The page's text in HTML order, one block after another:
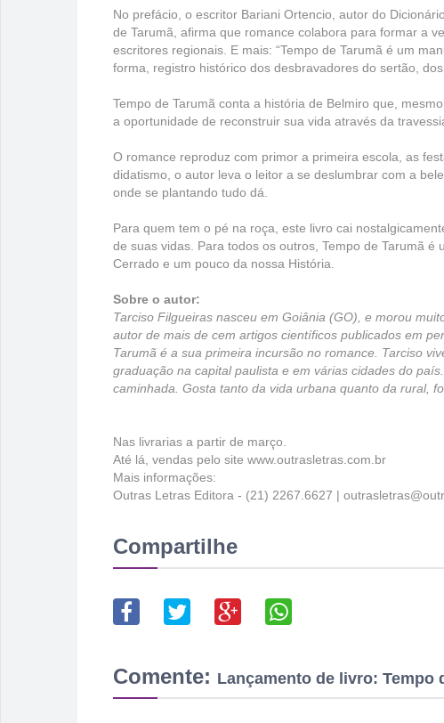
No prefácio, o escritor Bariani Ortencio, autor do
de Tarumã, afirma que romance colabora para formar a
escritores regionais. E mais: “Tempo de Tarumã é um
forma, registro histórico dos desbravadores do sertão,
Tempo de Tarumã conta a história de Belmiro que,
a oportunidade de reconstruir sua vida através da
O romance reproduz com primor a primeira escola, as
didatismo, o autor leva o leitor a se deslumbrar com a
onde se plantando tudo dá.
Para quem tem o pé na roça, este livro cai
de suas vidas. Para todos os outros, Tempo de Tarumã
Cerrado e um pouco da nossa História.
Sobre o autor:
Tarciso Filgueiras nasceu em Goiânia (GO), e morou
autor de mais de cem artigos científicos publicados em
Tarumã é a sua primeira incursão no romance. Tarciso
graduação na capital paulista e em várias cidades do
caminhada. Gosta tanto da vida urbana quanto da rural,
Nas livrarias a partir de março.
Até lá, vendas pelo site www.outrasletras.com.br
Mais informações:
Outras Letras Editora - (21) 2267.6627 |
Compartilhe
Comente: Lançamento de livro: Tempo